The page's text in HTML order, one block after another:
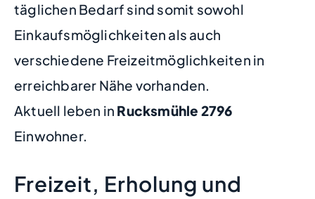
täglichen Bedarf sind somit sowohl
Einkaufsmöglichkeiten als auch
verschiedene Freizeitmöglichkeiten in
erreichbarer Nähe vorhanden.
Aktuell leben in Rucksmühle 2796
Einwohner.
Freizeit, Erholung und